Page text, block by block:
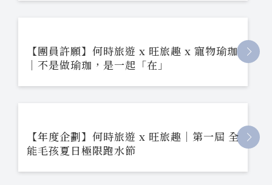
【團員許願】何時旅遊 x 旺旅趣 x 寵物瑜珈
｜不是做瑜珈，是一起「在」
【年度企劃】何時旅遊 x 旺旅趣｜第一屆 全
能毛孩夏日極限跑水節